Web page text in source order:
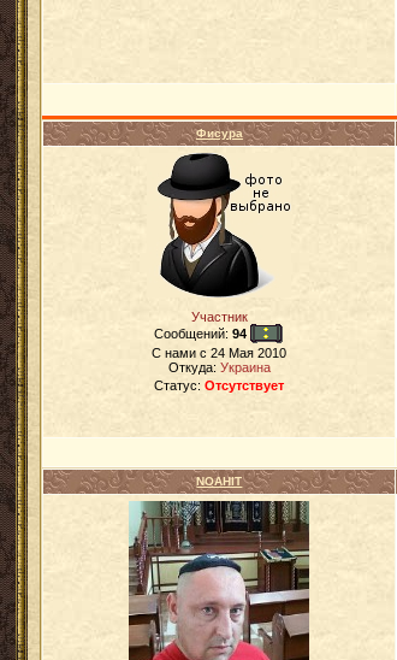
Фисура
Участник
Сообщений:94
C нами с24 Мая 2010
Откуда: Украина
Статус:Отсутствует
NOAHIT